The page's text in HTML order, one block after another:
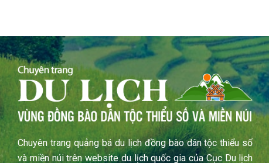
Chuyên trang quảng bá du lịch đồng bào dân tộc thiểu số
và miền núi trên website du lịch quốc gia của Cục Du lịch